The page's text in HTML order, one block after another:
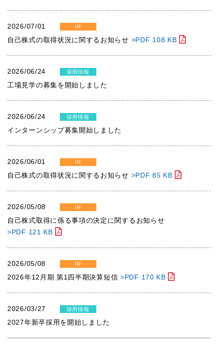
2026/07/01 IR
自己株式の取得状況に関するお知らせ >PDF 108 KB
2026/06/24 採用情報
工場見学の募集を開始しました
2026/06/24 採用情報
インターンシップ募集開始しました
2026/06/01 IR
自己株式の取得状況に関するお知らせ >PDF 85 KB
2026/05/08 IR
自己株式取得に係る事項の決定に関するお知らせ
>PDF 121 KB
2026/05/08 IR
2026年12月期 第1四半期決算短信 >PDF 170 KB
2026/03/27 採用情報
2027年新卒採用を開始しました